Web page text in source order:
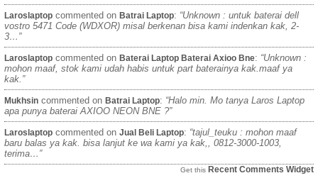
Laroslaptop commented on Batrai Laptop: “Unknown : untuk baterai dell
vostro 5471 Code (WDXOR) misal berkenan bisa kami indenkan kak, 2-
3…”
Laroslaptop commented on Baterai Laptop Baterai Axioo Bne: “Unknown :
mohon maaf, stok kami udah habis untuk part baterainya kak.maaf ya
kak.”
Mukhsin commented on Batrai Laptop: “Halo min. Mo tanya Laros Laptop
apa punya baterai AXIOO NEON BNE ?”
Laroslaptop commented on Jual Beli Laptop: “tajul_teuku : mohon maaf
baru balas ya kak. bisa lanjut ke wa kami ya kak,, 0812-3000-1003,
terima…”
Get this Recent Comments Widget